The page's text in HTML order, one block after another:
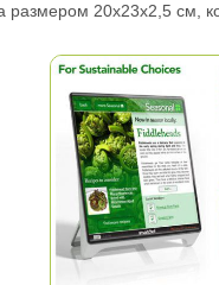
размером 20х23х2,5 см,